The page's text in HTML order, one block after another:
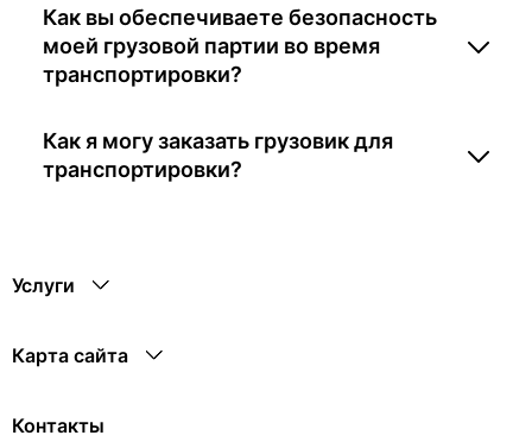
Как вы обеспечиваете безопасность
моей грузовой партии во время
транспортировки?
Как я могу заказать грузовик для
транспортировки?
Услуги
Карта сайта
Контакты